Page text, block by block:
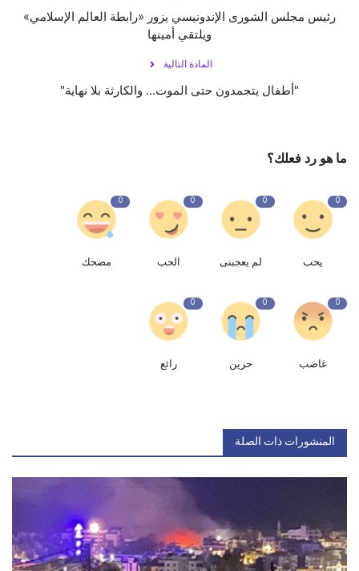
رئيس مجلس الشورى الإندونيسي يزور «رابطة العالم الإسلامي»
ويلتقي أمينها
المادة التالية
"أطفال يتجمدون حتى الموت... والكارثة بلا نهاية"
ما هو رد فعلك؟
0
يحب
0
لم يعجبنى
0
الحب
0
مضحك
0
غاضب
0
حزين
0
رائع
المنشورات ذات الصلة